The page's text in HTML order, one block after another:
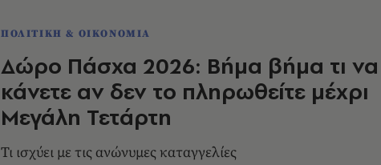
ΠΟΛΙΤΙΚΗ & ΟΙΚΟΝΟΜΙΑ
Δώρο Πάσχα 2026: Βήμα βήμα τι να
κάνετε αν δεν το πληρωθείτε μέχρι
Μεγάλη Τετάρτη
Τι ισχύει με τις ανώνυμες καταγγελίες